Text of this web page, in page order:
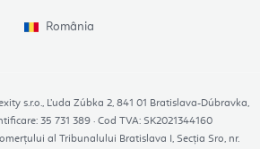
România
s.r.o., Ľuda Zúbka 2, 841 01 Bratislava-Dúbravka,
35 731 389 · Cod TVA: SK2021344160
al Tribunalului Bratislava I, Secția Sro, nr.